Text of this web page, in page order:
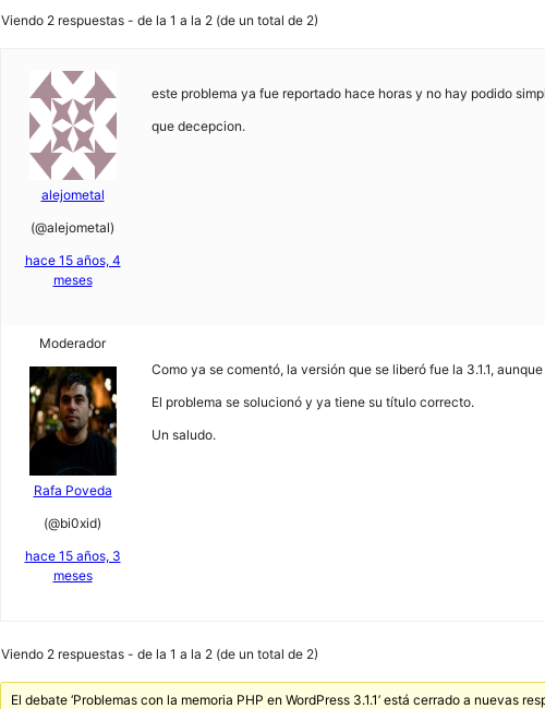
Viendo 2 respuestas - de la 1 a la 2 (de un total de 2)
alejometal
(@alejometal)
hace 15 años, 4
meses
este problema ya fue reportado hace horas y no hay podido
que decepcion.
Moderador
Rafa Poveda
(@bi0xid)
hace 15 años, 3
meses
Como ya se comentó, la versión que se liberó fue la 3.1.1,
El problema se solucionó y ya tiene su título correcto.
Un saludo.
Viendo 2 respuestas - de la 1 a la 2 (de un total de 2)
El debate ‘Problemas con la memoria PHP en WordPress 3.1.1’ está cerrado a nuevas